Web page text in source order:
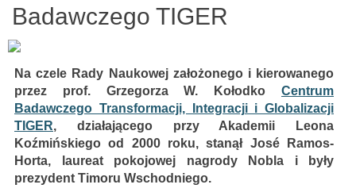
Badawczego TIGER
Na czele Rady Naukowej założonego i kierowanego
przez prof. Grzegorza W. Kołodko Centrum
Badawczego Transformacji, Integracji i Globalizacji
TIGER, działającego przy Akademii Leona
Koźmińskiego od 2000 roku, stanął José Ramos-
Horta, laureat pokojowej nagrody Nobla i były
prezydent Timoru Wschodniego.